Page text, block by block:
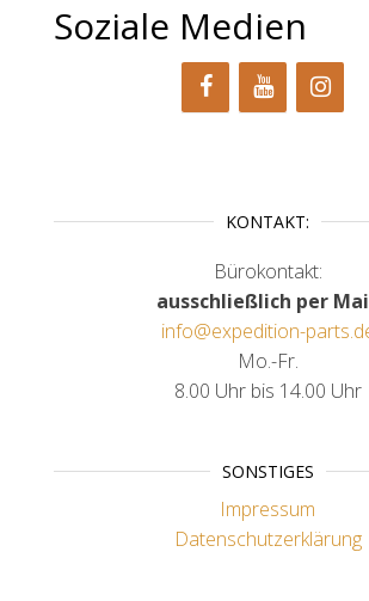
Soziale Medien
KONTAKT:
Bürokontakt:
ausschließlich per
info@expedition-
Mo.-Fr.
8.00 Uhr bis 14.00 Uhr
SONSTIGES
Impressum
Datenschutzerklärung